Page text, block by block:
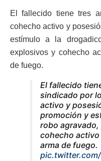
El fallecido tiene tres
cohecho activo y
estímulo a la
explosivos y cohecho
de fuego.
El fallecido
sindicado por
activo y
promoción y
robo
cohecho
arma de fuego.